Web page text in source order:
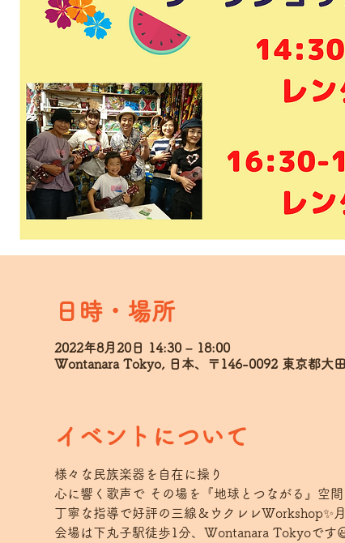
日時・場所
2022年8月20日 14:30 – 18:00
Wontanara Tokyo, 日本、〒146-0092 東京都大
イベントについて
様々な民族楽器を自在に操り
心に響く歌声で その場を『地球とつながる』空
丁寧な指導で好評の三線＆ウクレレWorkshop✨
会場は下丸子駅徒歩1分、Wontanara Tokyoです